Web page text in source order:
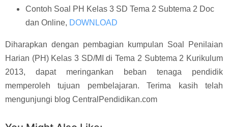
Contoh Soal PH Kelas 3 SD Tema 2 Subtema 2 Doc
dan Online, DOWNLOAD
Diharapkan dengan pembagian kumpulan Soal Penilaian
Harian (PH) Kelas 3 SD/MI di Tema 2 Subtema 2 Kurikulum
2013, dapat meringankan beban tenaga pendidik
memperoleh tujuan pembelajaran. Terima kasih telah
mengunjungi blog CentralPendidikan.com